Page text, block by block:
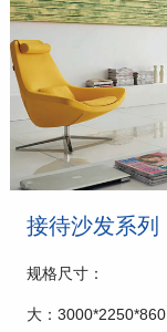
接待沙发系列
规格尺寸：
大：3000*2250*860